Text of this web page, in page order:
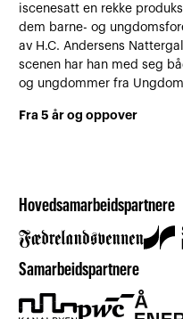
iscenesatt en rekke
dem barne- og
av H.C. Andersens
scenen har han med seg
og ungdommer fra
Fra 5 år og oppover
Hovedsamarbeidspartnere
Samarbeidspartnere